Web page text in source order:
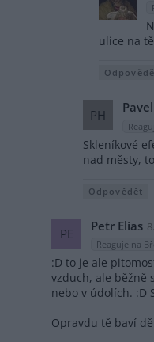
ulice na
PH
Skleníkové
nad městy,
Odpovědět
PE Petr Elias
Reaguje na
:D to je ale
vzduch, ale běžně
nebo v údolích. :D
Opravdu tě baví